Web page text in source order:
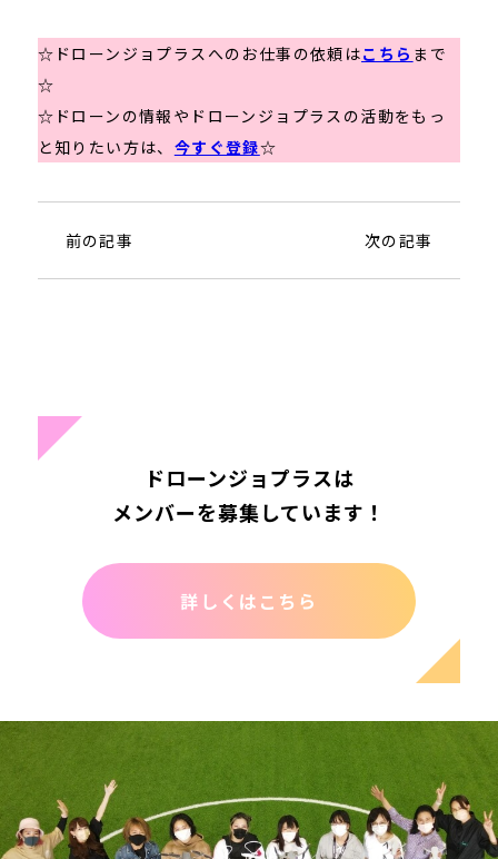
☆ドローンジョプラスへのお仕事の依頼はこちら まで
☆
☆ドローンの情報やドローンジョプラスの活動をもっ
と知りたい方は、 今すぐ登録☆
前の記事 次の記事
ドローンジョプラスは
メンバーを募集しています！
詳しくはこちら